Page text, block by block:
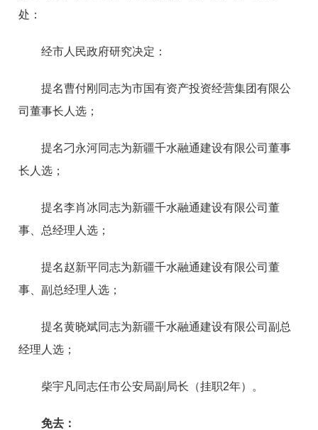
处：
经市人民政府研究决定：
提名曹付刚同志为市国有资产投资经营集团有限公
司董事长人选；
提名刁永河同志为新疆千水融通建设有限公司董事
长人选；
提名李肖冰同志为新疆千水融通建设有限公司董
事、总经理人选；
提名赵新平同志为新疆千水融通建设有限公司董
事、副总经理人选；
提名黄晓斌同志为新疆千水融通建设有限公司副总
经理人选；
柴宇凡同志任市公安局副局长（挂职2年）。
免去：